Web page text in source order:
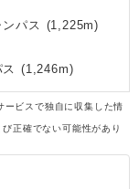
パス (1,225m)
(1,246m)
ビスで独自に収集した情
正確でない可能性があり